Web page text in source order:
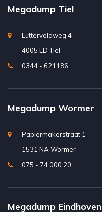
Megadump Tiel
Lutterveldweg 4
4005 LD Tiel
0344 - 621186
Megadump Wormer
Papiermakerstraat 1
1531 NA Wormer
075 - 74 000 20
Megadump Eindhoven